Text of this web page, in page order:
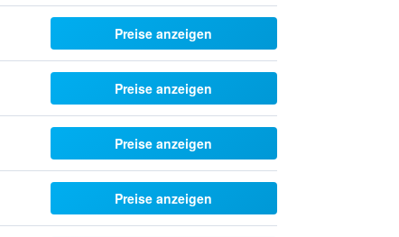
Preise anzeigen
Preise anzeigen
Preise anzeigen
Preise anzeigen